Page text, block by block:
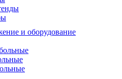
и оборудование